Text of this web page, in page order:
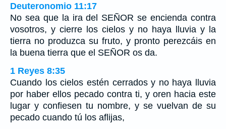
Deuteronomio 11:17
No sea que la ira del SEÑOR se encienda contra
vosotros, y cierre los cielos y no haya lluvia y la
tierra no produzca su fruto, y pronto perezcáis en
la buena tierra que el SEÑOR os da.
1 Reyes 8:35
Cuando los cielos estén cerrados y no haya lluvia
por haber ellos pecado contra ti, y oren hacia este
lugar y confiesen tu nombre, y se vuelvan de su
pecado cuando tú los aflijas,